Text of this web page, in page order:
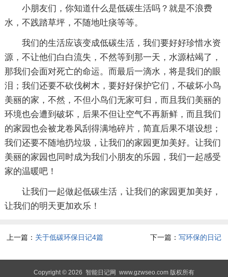
小朋友们，你知道什么是低碳生活吗？就是不浪费
水，不践踏草坪，不随地吐痰等等。
我们的生活应该变成低碳生活，我们要好好珍惜水资
源，不让他们白白流失，不然等到那一天，水源枯竭了，
那我们会面对死亡的命运。而最后一滴水，将是我们的眼
泪；我们还要不砍伐树木，要好好保护它们，不破坏小鸟
美丽的家，不然，不但小鸟们无家可归，而且我们美丽的
环境也会遭到破坏，后果不但让空气不再新鲜，而且我们
的家园也会被龙卷风刮得满地碎片，简直后果不堪设想；
我们还要不随地扔垃圾，让我们的家园更加美好。让我们
美丽的家园也同时成为我们小朋友的乐园，我们一起感受
家的温暖吧！
让我们一起做起低碳生活，让我们的家园更加美好，
让我们的明天更加欢乐！
上一篇： 关于低碳环保日记4篇 下一篇： 写环保的日记
Copyright © 2026 智能日记网 www.gzwseo.com 版权所有